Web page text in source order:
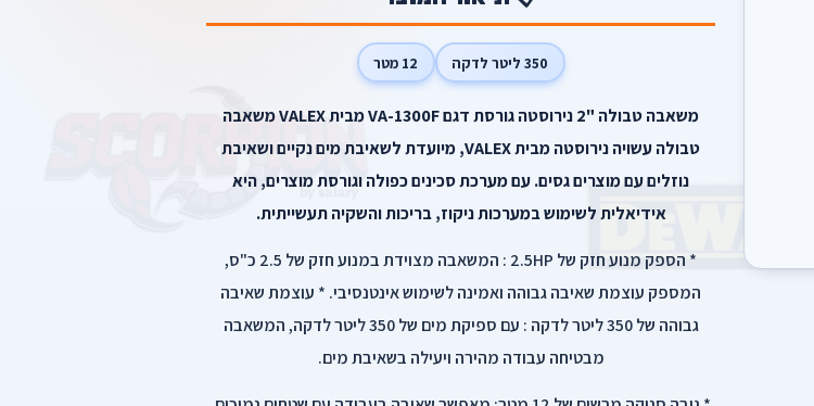
350 ליטר לדקה 12 מטר
משאבה טבולה "2 נירוסטה גורסת דגם VA-1300F מבית VALEX משאבה
טבולה עשויה נירוסטה מבית VALEX, מיועדת לשאיבת מים נקיים ושאיבת
נוזלים עם מוצרים גסים. עם מערכת סכינים כפולה וגורסת מוצרים, היא
אידיאלית לשימוש במערכות ניקוז, בריכות והשקיה תעשייתית.
* הספק מנוע חזק של 2.5HP : המשאבה מצוידת במנוע חזק של 2.5 כ"ס,
המספק עוצמת שאיבה גבוהה ואמינה לשימוש אינטנסיבי. * עוצמת שאיבה
גבוהה של 350 ליטר לדקה : עם ספיקת מים של 350 ליטר לדקה, המשאבה
מבטיחה עבודה מהירה ויעילה בשאיבת מים.